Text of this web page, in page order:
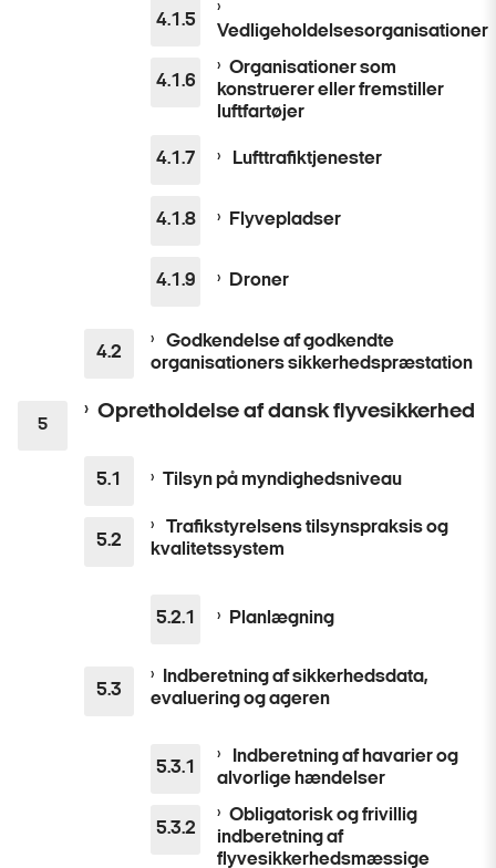
Vedligeholdelsesorganisationer
Organisationer som
konstruerer eller fremstiller
luftfartøjer
Lufttrafiktjenester
Flyvepladser
Droner
Godkendelse af godkendte
organisationers sikkerhedspræstation
Opretholdelse af dansk flyvesikkerhed
Tilsyn på myndighedsniveau
Trafikstyrelsens tilsynspraksis og
kvalitetssystem
Planlægning
Indberetning af sikkerhedsdata,
evaluering og ageren
Indberetning af havarier og
alvorlige hændelser
Obligatorisk og frivillig
indberetning af
flyvesikkerhedsmæssige